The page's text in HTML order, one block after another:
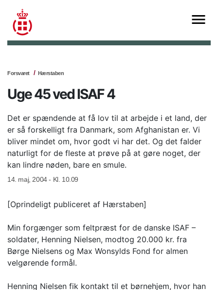
Forsvaret Hærstaben
Uge 45 ved ISAF 4
Det er spændende at få lov til at arbejde i et land, der
er så forskelligt fra Danmark, som Afghanistan er. Vi
bliver mindet om, hvor godt vi har det. Og det falder
naturligt for de fleste at prøve på at gøre noget, der
kan lindre nøden, bare en smule.
14. maj, 2004 - Kl. 10.09
[Oprindeligt publiceret af Hærstaben]
Min forgænger som feltpræst for de danske ISAF –
soldater, Henning Nielsen, modtog 20.000 kr. fra
Børge Nielsens og Max Wonsylds Fond for almen
velgørende formål.
Henning Nielsen fik kontakt til et børnehjem, hvor han